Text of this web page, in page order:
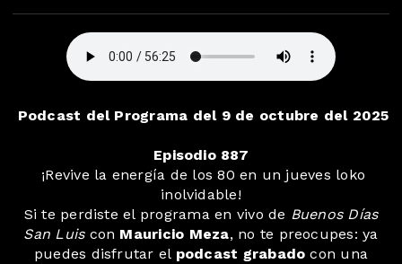
Podcast del Programa del 9 de octubre del 2025
Episodio 887
¡Revive la energía de los 80 en un jueves loko
inolvidable!
Si te perdiste el programa en vivo de Buenos Días
San Luiscon Mauricio Meza, no te preocupes: ya
puedes disfrutar el podcast grabado con una